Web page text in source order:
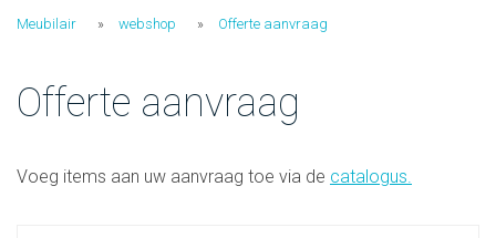
Meubilair webshop Offerte aanvraag
Offerte aanvraag
Voeg items aan uw aanvraag toe via de catalogus.